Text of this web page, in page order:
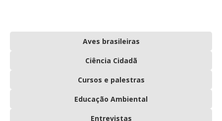
Aves brasileiras
Ciência Cidadã
Cursos e palestras
Educação Ambiental
Entrevistas